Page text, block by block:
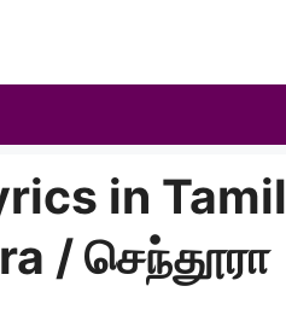
in Tamil
/ செந்தூரா